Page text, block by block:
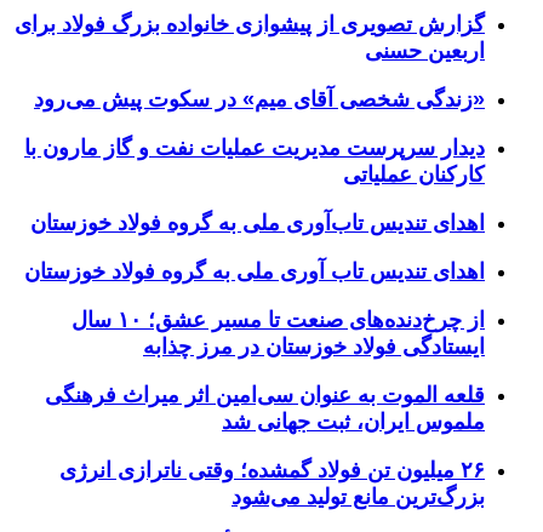
گزارش تصویری از پیشوازی خانواده بزرگ فولاد برای
اربعین حسنی
«زندگی شخصی آقای میم» در سکوت پیش می‌رود
دیدار سرپرست مدیریت عملیات نفت و گاز مارون با
کارکنان عملیاتی
اهدای تندیس تاب‌آوری ملی به گروه فولاد خوزستان
اهدای تندیس تاب آوری ملی به گروه فولاد خوزستان
از چرخ‌دنده‌های صنعت تا مسیر عشق؛ ۱۰ سال
ایستادگی فولاد خوزستان در مرز چذابه
قلعه الموت به عنوان سی‌امین اثر میراث‌ فرهنگی
ملموس ایران، ثبت جهانی شد
۲۶ میلیون تن فولاد گمشده؛ وقتی ناترازی انرژی
بزرگ‌ترین مانع تولید می‌شود